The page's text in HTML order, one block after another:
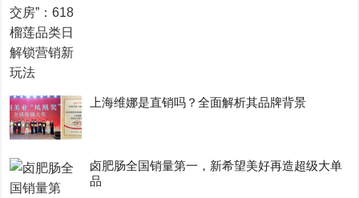
上海维娜是直销吗？全面解析其品牌背景
卤肥肠全国销量第一，新希望美好再造超级大单
品